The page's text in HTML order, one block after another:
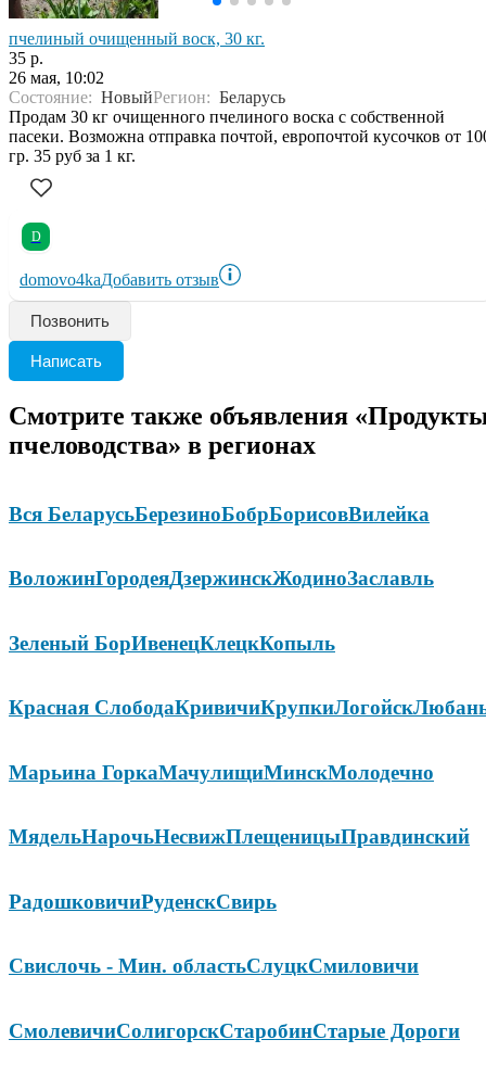
пчелиный очищенный воск, 30 кг.
35 р.
26 мая, 10:02
Состояние: НовыйРегион: Беларусь
Продам 30 кг очищенного пчелиного воска с собственной
пасеки. Возможна отправка почтой, европочтой кусочков от
гр. 35 руб за 1 кг.
D
domovo4kaДобавить отзыв
Позвонить
Написать
Смотрите также объявления
пчеловодства» в регионах
Вся БеларусьБерезиноБобрБорисовВилейка
ВоложинГородеяДзержинскЖодиноЗаславль
Зеленый БорИвенецКлецкКопыль
Красная СлободаКривичиКрупкиЛогойск
Марьина ГоркаМачулищиМинскМолодечно
МядельНарочьНесвижПлещеницыПравдинский
РадошковичиРуденскСвирь
Свислочь - Мин. областьСлуцкСмиловичи
СмолевичиСолигорскСтаробинСтарые Дороги